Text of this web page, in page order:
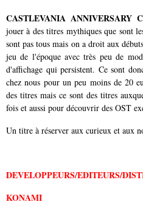
CASTLEVANIA ANNIVERSARY
jouer à des titres mythiques que sont
sont pas tous mais on a droit aux
jeu de l'époque avec très peu de
d'affichage qui persistent. Ce sont
chez nous pour un peu moins de 20
des titres mais ce sont des titres
fois et aussi pour découvrir des OST
Un titre à réserver aux curieux et aux
DEVELOPPEURS/EDITEURS/
KONAMI